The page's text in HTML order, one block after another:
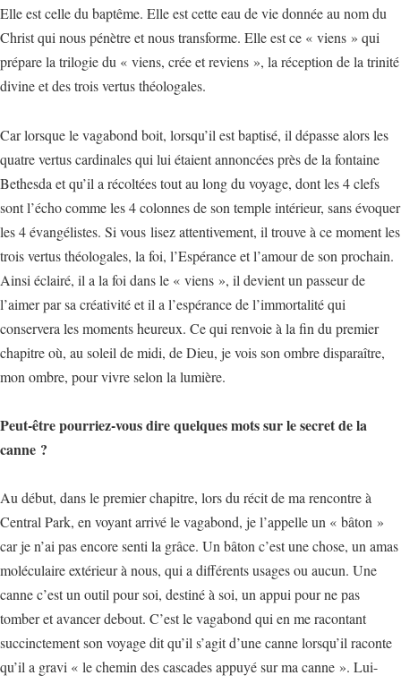
Elle est celle du baptême. Elle est cette eau de vie donnée au nom du
Christ qui nous pénètre et nous transforme. Elle est ce « viens » qui
prépare la trilogie du « viens, crée et reviens », la réception de la trinité
divine et des trois vertus théologales.
Car lorsque le vagabond boit, lorsqu’il est baptisé, il dépasse alors les
quatre vertus cardinales qui lui étaient annoncées près de la fontaine
Bethesda et qu’il a récoltées tout au long du voyage, dont les 4 clefs
sont l’écho comme les 4 colonnes de son temple intérieur, sans évoquer
les 4 évangélistes. Si vous lisez attentivement, il trouve à ce moment les
trois vertus théologales, la foi, l’Espérance et l’amour de son prochain.
Ainsi éclairé, il a la foi dans le « viens », il devient un passeur de
l’aimer par sa créativité et il a l’espérance de l’immortalité qui
conservera les moments heureux. Ce qui renvoie à la fin du premier
chapitre où, au soleil de midi, de Dieu, je vois son ombre disparaître,
mon ombre, pour vivre selon la lumière.
Peut-être pourriez-vous dire quelques mots sur le secret de la
canne ?
Au début, dans le premier chapitre, lors du récit de ma rencontre à
Central Park, en voyant arrivé le vagabond, je l’appelle un « bâton »
car je n’ai pas encore senti la grâce. Un bâton c’est une chose, un amas
moléculaire extérieur à nous, qui a différents usages ou aucun. Une
canne c’est un outil pour soi, destiné à soi, un appui pour ne pas
tomber et avancer debout. C’est le vagabond qui en me racontant
succinctement son voyage dit qu’il s’agit d’une canne lorsqu’il raconte
qu’il a gravi « le chemin des cascades appuyé sur ma canne ». Lui-